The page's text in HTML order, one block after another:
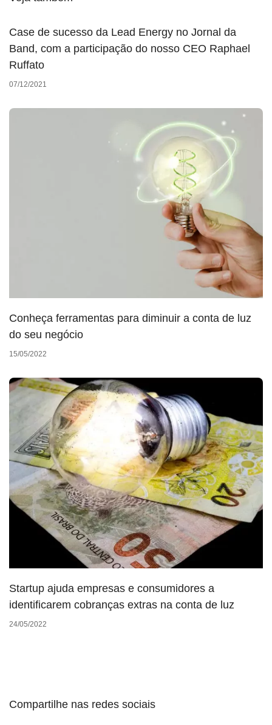
Case de sucesso da Lead Energy no Jornal da
Band, com a participação do nosso CEO Raphael
Ruffato
07/12/2021
Conheça ferramentas para diminuir a conta de luz
do seu negócio
15/05/2022
Startup ajuda empresas e consumidores a
identificarem cobranças extras na conta de luz
24/05/2022
Compartilhe nas redes sociais